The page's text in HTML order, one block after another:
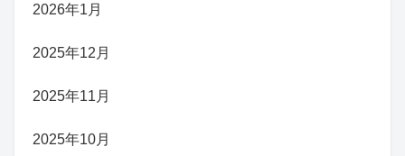
2026年1月
2025年12月
2025年11月
2025年10月